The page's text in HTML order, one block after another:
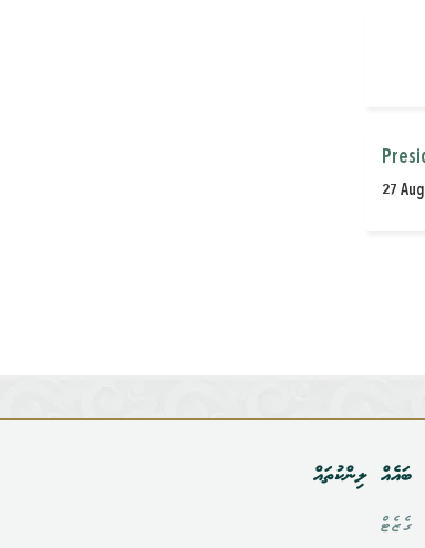
27
ބައެއް ލިންކުތައް
ގެޒެޓް